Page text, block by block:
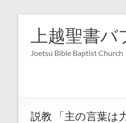
上越聖書
Joetsu Bible Baptist Church
説教 「主の言葉は